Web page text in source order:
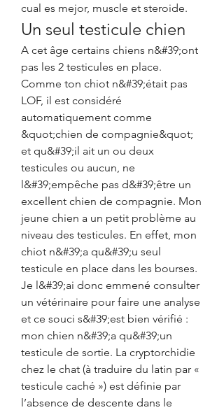
cual es mejor, muscle et steroide.
Un seul testicule chien
A cet âge certains chiens n&#39;ont
pas les 2 testicules en place.
Comme ton chiot n&#39;était pas
LOF, il est considéré
automatiquement comme
&quot;chien de compagnie&quot;
et qu&#39;il ait un ou deux
testicules ou aucun, ne
l&#39;empêche pas d&#39;être un
excellent chien de compagnie. Mon
jeune chien a un petit problème au
niveau des testicules. En effet, mon
chiot n&#39;a qu&#39;u seul
testicule en place dans les bourses.
Je l&#39;ai donc emmené consulter
un vétérinaire pour faire une analyse
et ce souci s&#39;est bien vérifié :
mon chien n&#39;a qu&#39;un
testicule de sortie. La cryptorchidie
chez le chat (à traduire du latin par «
testicule caché ») est définie par
l’absence de descente dans le